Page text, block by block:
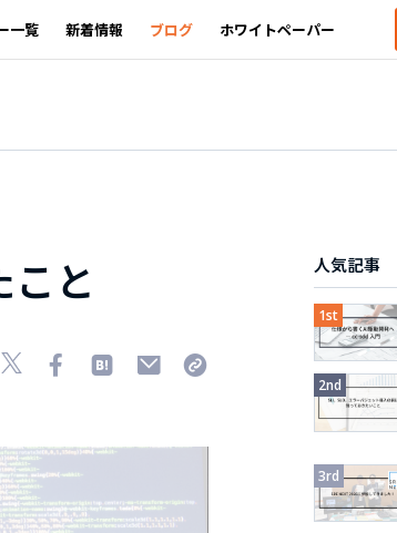
一覧 新着情報 ブログ ホワイトペーパー
と 人気記事